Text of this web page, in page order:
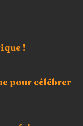
!
pour célébrer